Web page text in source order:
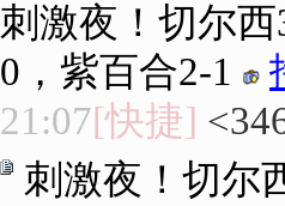
刺激夜！切尔
0，紫百合2-1
21:07[快捷]
刺激夜！切尔